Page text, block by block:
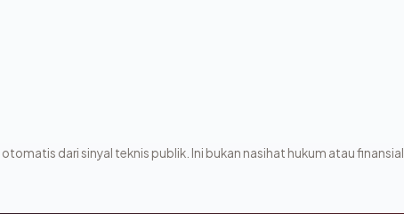
dari sinyal teknis publik. Ini bukan nasihat hukum atau finansial.